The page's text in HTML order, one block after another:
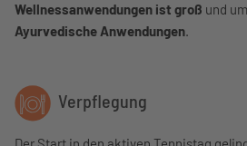
Wellnessanwendungen ist groß und
Ayurvedische Anwendungen.
Verpflegung